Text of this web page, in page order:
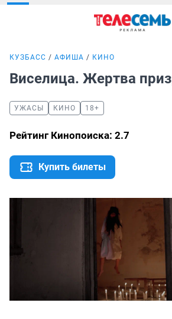
КУЗБАСС АФИША КИНО
Виселица. Жертва
УЖАСЫ КИНО 18+
Рейтинг Кинопоиска: 2.7
Купить билеты